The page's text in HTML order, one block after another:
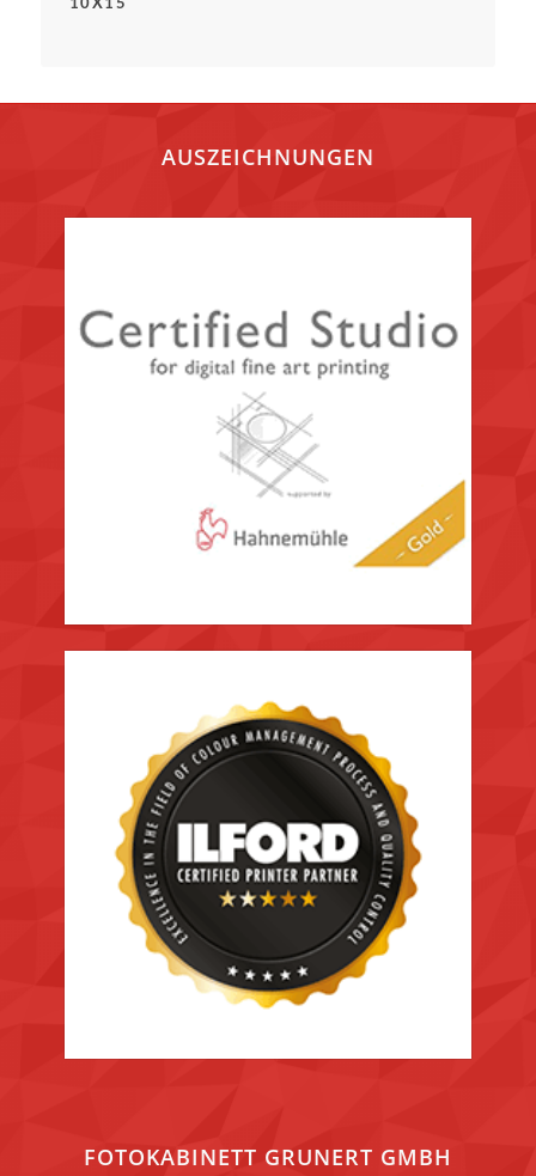
AUSZEICHNUNGEN
FOTOKABINETT GRUNERT GMBH